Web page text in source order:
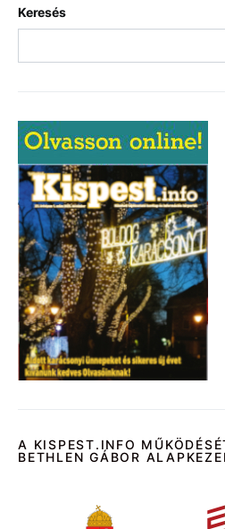
Keresés
A KISPEST.INFO
BETHLEN GÁBOR